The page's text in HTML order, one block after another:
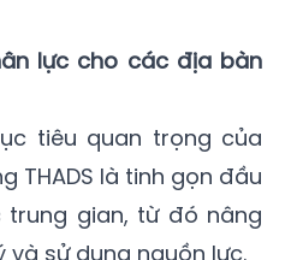
lực cho các địa bàn
tiêu quan trọng của
THADS là tinh gọn đầu
gian, từ đó nâng
và sử dụng nguồn lực.